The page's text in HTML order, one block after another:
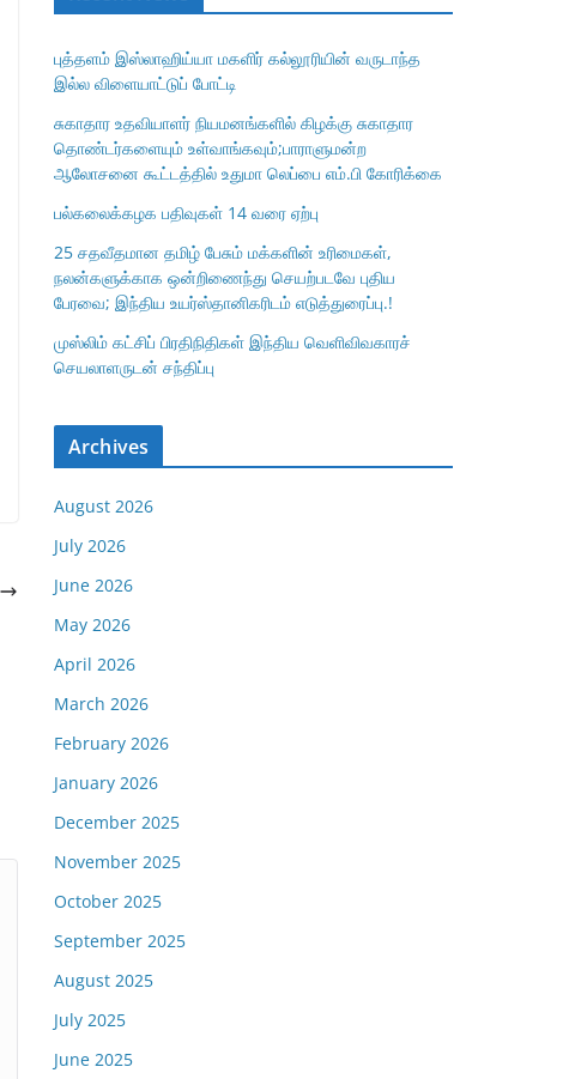
புத்தளம் இஸ்லாஹிய்யா மகளிர் கல்லூரியின் வருடாந்த
இல்ல விளையாட்டுப் போட்டி
சுகாதார உதவியாளர் நியமனங்களில் கிழக்கு சுகாதார
தொண்டர்களையும் உள்வாங்கவும்;பாராளுமன்ற
ஆலோசனை கூட்டத்தில் உதுமா லெப்பை எம்.பி கோரிக்கை
பல்கலைக்கழக பதிவுகள் 14 வரை ஏற்பு
25 சதவீதமான தமிழ் பேசும் மக்களின் உரிமைகள்,
நலன்களுக்காக ஒன்றிணைந்து செயற்படவே புதிய
பேரவை; இந்திய உயர்ஸ்தானிகரிடம் எடுத்துரைப்பு.!
முஸ்லிம் கட்சிப் பிரதிநிதிகள் இந்திய வெளிவிவகாரச்
செயலாளருடன் சந்திப்பு
Archives
August 2026
July 2026
June 2026
May 2026
April 2026
March 2026
February 2026
January 2026
December 2025
November 2025
October 2025
September 2025
August 2025
July 2025
June 2025